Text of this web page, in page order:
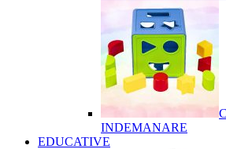
INDEMANARE
EDUCATIVE